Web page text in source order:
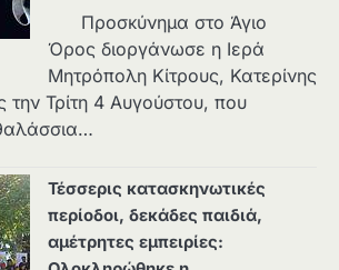
Προσκύνημα στο Άγιο
Όρος διοργάνωσε η Ιερά
Μητρόπολη Κίτρους, Κατερίνης
την Τρίτη 4 Αυγούστου, που
Τέσσερις κατασκηνωτικές
περίοδοι, δεκάδες παιδιά,
αμέτρητες εμπειρίες: